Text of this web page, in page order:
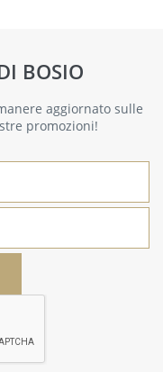
BOSIO
aggiornato sulle
promozioni!